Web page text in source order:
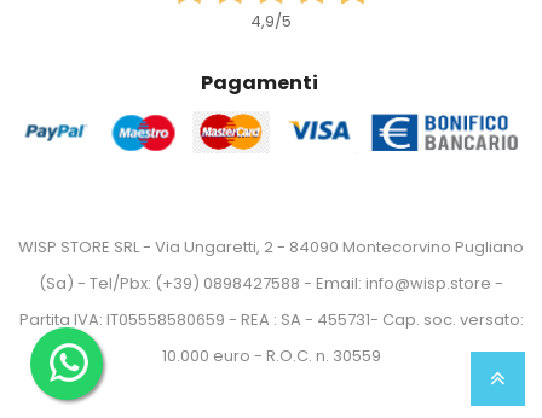
4,9/5
Pagamenti
WISP STORE SRL - Via Ungaretti, 2 - 84090 Montecorvino Pugliano
(Sa) - Tel/Pbx: (+39) 0898427588 - Email: info@wisp.store -
Partita IVA: IT05558580659 - REA : SA - 455731- Cap. soc. versato:
10.000 euro - R.O.C. n. 30559